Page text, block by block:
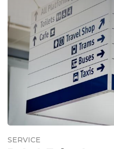
SERVICE